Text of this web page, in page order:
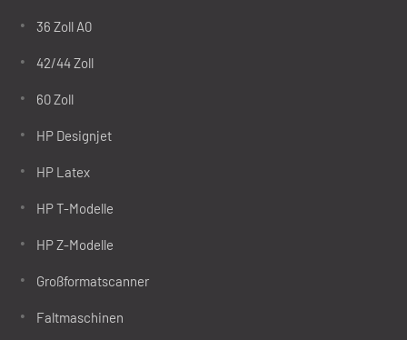
36 Zoll A0
42/44 Zoll
60 Zoll
HP Designjet
HP Latex
HP T-Modelle
HP Z-Modelle
Großformatscanner
Faltmaschinen